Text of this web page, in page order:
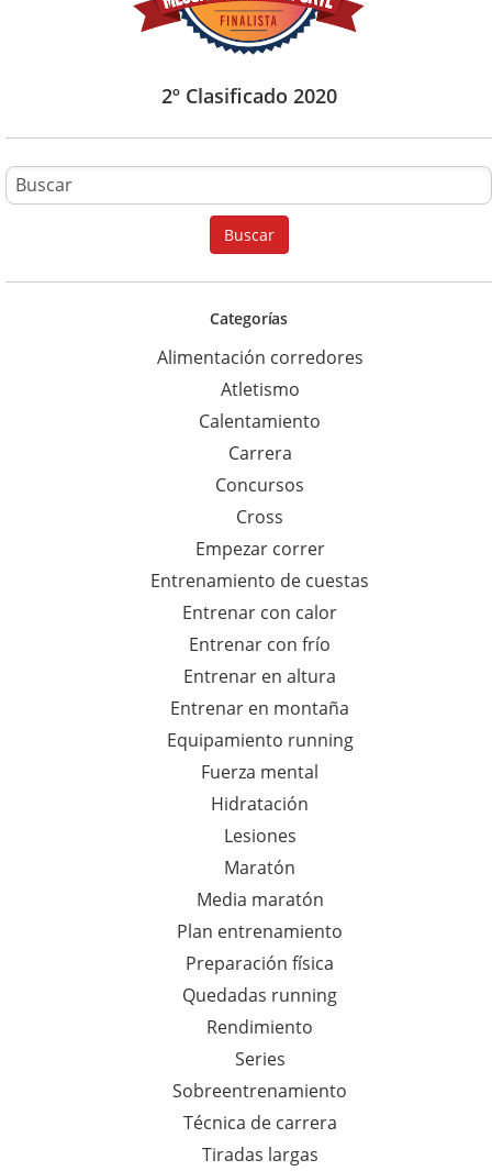
2º Clasificado 2020
u
s
c
p
a
r
a
:
Buscar
Categorías
Alimentación corredores
Atletismo
Calentamiento
Carrera
Concursos
Cross
Empezar correr
Entrenamiento de cuestas
Entrenar con calor
Entrenar con frío
Entrenar en altura
Entrenar en montaña
Equipamiento running
Fuerza mental
Hidratación
Lesiones
Maratón
Media maratón
Plan entrenamiento
Preparación física
Quedadas running
Rendimiento
Series
Sobreentrenamiento
Técnica de carrera
Tiradas largas